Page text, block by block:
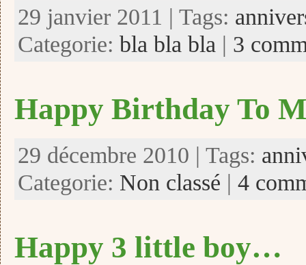
29 janvier 2011 | Tags:
Categorie: bla bla bla | 3
Happy Birthday To
29 décembre 2010 | Tags:
Categorie: Non classé | 4
Happy 3 little boy…